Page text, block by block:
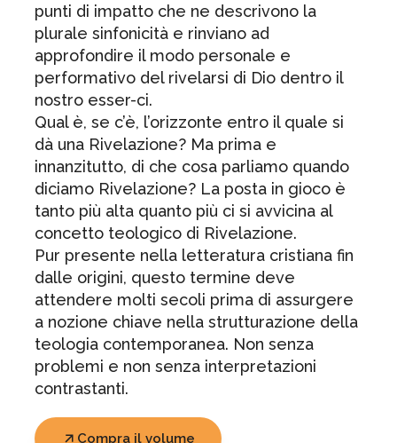
punti di impatto che ne descrivono la
plurale sinfonicità e rinviano ad
approfondire il modo personale e
performativo del rivelarsi di Dio dentro il
nostro esser-ci.
Qual è, se c’è, l’orizzonte entro il quale si
dà una Rivelazione? Ma prima e
innanzitutto, di che cosa parliamo quando
diciamo Rivelazione? La posta in gioco è
tanto più alta quanto più ci si avvicina al
concetto teologico di Rivelazione.
Pur presente nella letteratura cristiana fin
dalle origini, questo termine deve
attendere molti secoli prima di assurgere
a nozione chiave nella strutturazione della
teologia contemporanea. Non senza
problemi e non senza interpretazioni
contrastanti.
Compra il volume